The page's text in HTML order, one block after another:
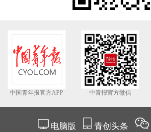
中国青年报官方APP 中青报官方微信
电脑版 青创头条